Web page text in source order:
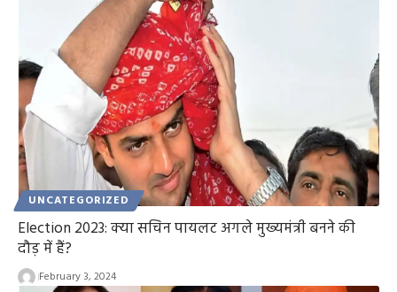
UNCATEGORIZED
Election 2023: क्या सचिन पायलट अगले मुख्यमंत्री बनने की
दौड़ में हैं?
February 3, 2024